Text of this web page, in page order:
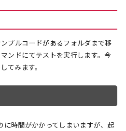
プルコードがあるフォルダまで移
ンドにてテストを実行します。今
てみます。
時間がかかってしまいますが、起